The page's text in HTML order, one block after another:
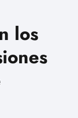
los